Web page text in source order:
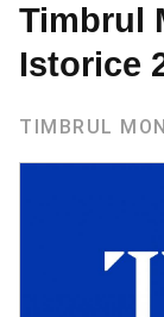
Timbrul
Istorice
TIMBRUL